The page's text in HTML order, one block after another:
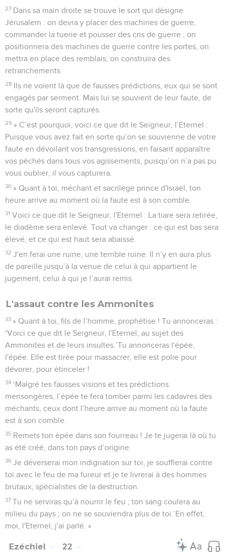
27 Dans sa main droite se trouve le sort qui désigne
Jérusalem : on devra y placer des machines de guerre,
commander la tuerie et pousser des cris de guerre ; on
positionnera des machines de guerre contre les portes, on
mettra en place des remblais, on construira des
retranchements.
28 Ils ne voient là que de fausses prédictions, eux qui se sont
engagés par serment. Mais lui se souvient de leur faute, de
sorte qu'ils seront capturés.
29 » C’est pourquoi, voici ce que dit le Seigneur, l’Eternel :
Puisque vous avez fait en sorte qu’on se souvienne de votre
faute en dévoilant vos transgressions, en faisant apparaître
vos péchés dans tous vos agissements, puisqu’on n’a pas pu
vous oublier, il vous capturera.
30 » Quant à toi, méchant et sacrilège prince d'Israël, ton
heure arrive au moment où la faute est à son comble.
31 Voici ce que dit le Seigneur, l'Eternel : La tiare sera retirée,
le diadème sera enlevé. Tout va changer : ce qui est bas sera
élevé, et ce qui est haut sera abaissé.
32 J'en ferai une ruine, une terrible ruine. Il n’y en aura plus
de pareille jusqu’à la venue de celui à qui appartient le
jugement, celui à qui je l’aurai remis.
L'assaut contre les Ammonites
33 » Quant à toi, fils de l’homme, prophétise ! Tu annonceras :
‘Voici ce que dit le Seigneur, l'Eternel, au sujet des
Ammonites et de leurs insultes.’Tu annonceras l'épée,
l'épée. Elle est tirée pour massacrer, elle est polie pour
dévorer, pour étinceler !
34 ‘Malgré tes fausses visions et tes prédictions
mensongères, l’épée te fera tomber parmi les cadavres des
méchants, ceux dont l’heure arrive au moment où la faute
est à son comble.
35 Remets ton épée dans son fourreau ! Je te jugerai là où tu
as été créé, dans ton pays d’origine.
36 Je déverserai mon indignation sur toi, je soufflerai contre
toi avec le feu de ma fureur et je te livrerai à des hommes
brutaux, spécialistes de la destruction.
37 Tu ne serviras qu’à nourrir le feu ; ton sang coulera au
milieu du pays ; on ne se souviendra plus de toi.’En effet,
moi, l'Eternel, j'ai parlé. »
Ezéchiel 22